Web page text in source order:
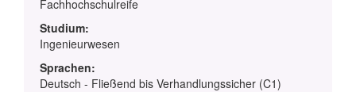
Fachhochschulreife
Studium:
Ingenieurwesen
Sprachen:
Deutsch - Fließend bis Verhandlungssicher (C1)